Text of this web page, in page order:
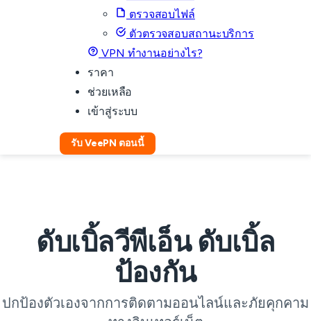
ตรวจสอบไฟล์
ตัวตรวจสอบสถานะบริการ
VPN ทำงานอย่างไร?
ราคา
ช่วยเหลือ
เข้าสู่ระบบ
รับ VeePN ตอนนี้
ดับเบิ้ลวีพีเอ็น ดับเบิ้ล
ป้องกัน
ปกป้องตัวเองจากการติดตามออนไลน์และภัยคุกคาม